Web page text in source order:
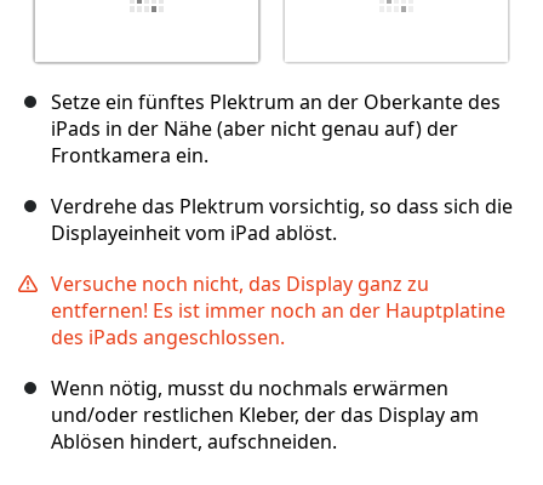
Setze ein fünftes Plektrum an der Oberkante des
iPads in der Nähe (aber nicht genau auf) der
Frontkamera ein.
Verdrehe das Plektrum vorsichtig, so dass sich die
Displayeinheit vom iPad ablöst.
Versuche noch nicht, das Display ganz zu
entfernen! Es ist immer noch an der Hauptplatine
des iPads angeschlossen.
Wenn nötig, musst du nochmals erwärmen
und/oder restlichen Kleber, der das Display am
Ablösen hindert, aufschneiden.